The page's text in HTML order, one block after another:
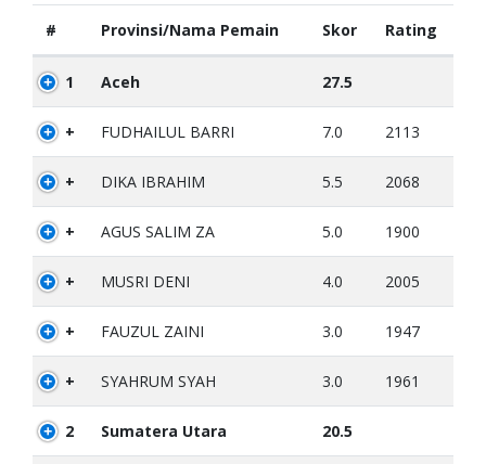
# Provinsi/Nama Pemain Skor Rating
1 Aceh 27.5
+ FUDHAILUL BARRI 7.0 2113
+ DIKA IBRAHIM 5.5 2068
+ AGUS SALIM ZA 5.0 1900
+ MUSRI DENI 4.0 2005
+ FAUZUL ZAINI 3.0 1947
+ SYAHRUM SYAH 3.0 1961
2 Sumatera Utara 20.5